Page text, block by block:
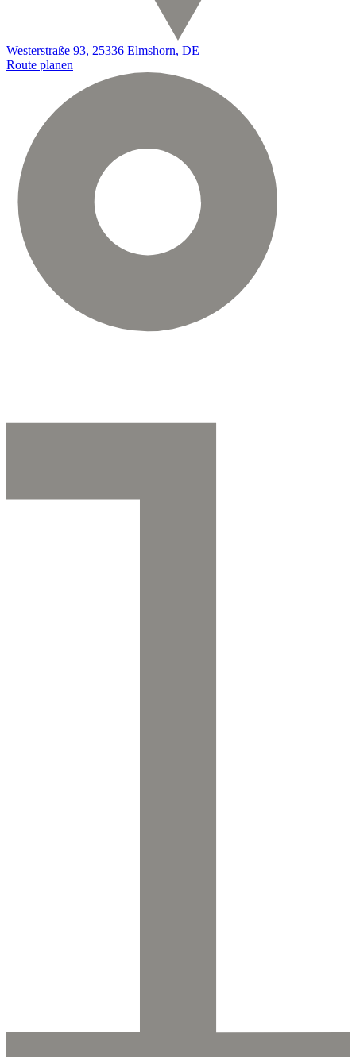
Westerstraße 93, 25336 Elmshorn, DE
Route planen